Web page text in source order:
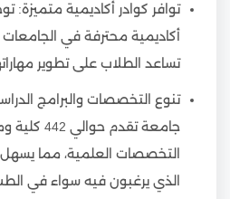
توافر كوادر أكاديمية متميزة:
أكاديمية محترفة في الجامعات
تساعد الطلاب على تطوير
جامعة تقدم
التخصصات العلمية، مما
الذي يرغبون فيه سواء في